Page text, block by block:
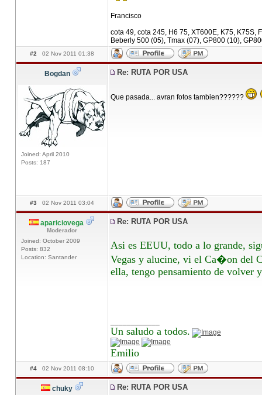
Francisco
cota 49, cota 245, H6 75, XT600E, K75, K75S,
Beberly 500 (05), Tmax (07), GP800 (10),
#2 02 Nov 2011 01:38
Bogdan
Joined: April 2010
Posts: 187
Re: RUTA POR USA
Que pasada... avran fotos tambien??????
#3 02 Nov 2011 03:04
apariciovega
Moderador
Joined: October 2009
Posts: 832
Location: Santander
Re: RUTA POR USA
Asi es EEUU, todo a lo grande,
Vegas y alucine, vi el Ca�on del
ella, tengo pensamiento de volver
Un saludo a todos.
Emilio
#4 02 Nov 2011 08:10
chuky Re: RUTA POR USA